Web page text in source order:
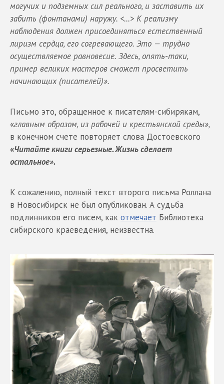
могучих и подземных сил реального, и заставить их
забить (фонтанами) наружу. <...> К реализму
наблюдения должен присоединяться естественный
лиризм сердца, его согревающего. Это — трудно
осуществляемое равновесие. Здесь, опять-таки,
пример великих мастеров сможет просветить
начинающих (писателей)».
Письмо это, обращенное к писателям-сибирякам,
«главным образом, из рабочей и крестьянской среды»,
в конечном счете повторяет слова Достоевского
«Читайте книги серьезные. Жизнь сделает
остальное».
К сожалению, полный текст второго письма Роллана
в Новосибирск не был опубликован. А судьба
подлинников его писем, как отмечает Библиотека
сибирского краеведения, неизвестна.